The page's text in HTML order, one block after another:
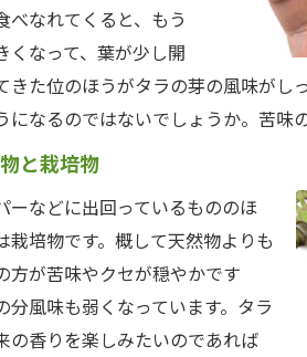
べなれてくると、もう
くなって、葉が少し開
きた位のほうがタラの芽の風味がし
になるのではないでしょうか。苦味
と栽培物
ーなどに出回っているもののほ
栽培物です。概して天然物よりも
方が苦味やクセが穏やかです
分風味も弱くなっています。タラ
の香りを楽しみたいのであれば